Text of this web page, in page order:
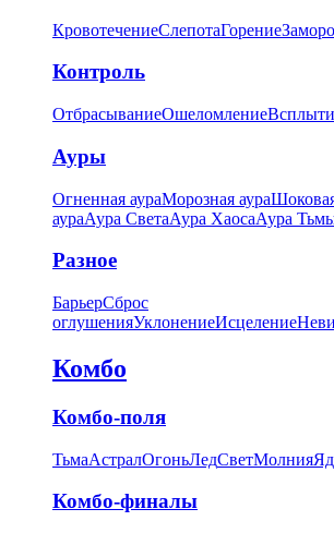
КровотечениеСлепотаГорение
Контроль
ОтбрасываниеОшеломление
Ауры
Огненная аураМорозная аура
аураАура СветаАура ХаосаАура
Разное
БарьерСброс
оглушенияУклонениеИсцеление
Комбо
Комбо-поля
ТьмаАстралОгоньЛедСветМолнияЯд
Комбо-финалы